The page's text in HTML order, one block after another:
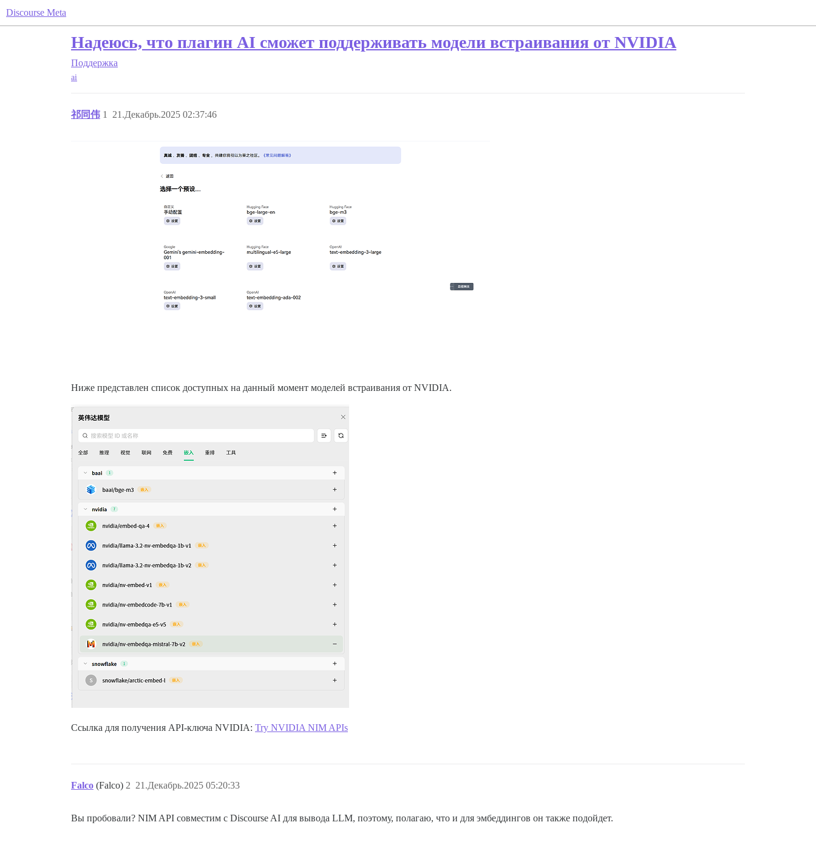
Discourse Meta
Надеюсь, что плагин AI сможет поддерживать модели встраивания от NVIDIA
Поддержка
ai
祁同伟 21.Декабрь.2025 02:37:46
1
Ниже представлен список доступных на данный момент моделей встраивания от NVIDIA.
Ссылка для получения API-ключа NVIDIA: Try NVIDIA NIM APIs
Falco (Falco) 21.Декабрь.2025 05:20:33
2
Вы пробовали? NIM API совместим с Discourse AI для вывода LLM, поэтому, полагаю, что и для эмбеддингов он также подойдет.